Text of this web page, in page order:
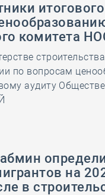
комитета
по вопросам
аудиту
на
в